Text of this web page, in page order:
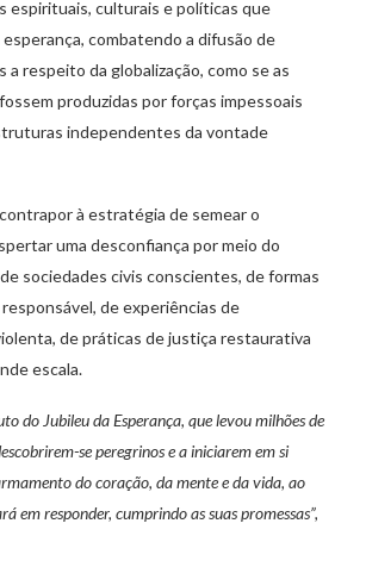
espirituais, culturais e políticas que
combatendo a difusão de
a respeito da globalização, como se as
produzidas por forças impessoais
independentes da vontade
à estratégia de semear o
uma desconfiança por meio do
sociedades civis conscientes, de formas
de experiências de
de práticas de justiça restaurativa
escala.
do Jubileu da Esperança, que levou milhões de
se peregrinos e a iniciarem em si
do coração, da mente e da vida, ao
em responder, cumprindo as suas promessas”,